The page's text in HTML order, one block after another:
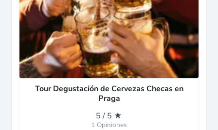
Tour Degustación de Cervezas Checas en
Praga
5 / 5 ★
1 Opiniones